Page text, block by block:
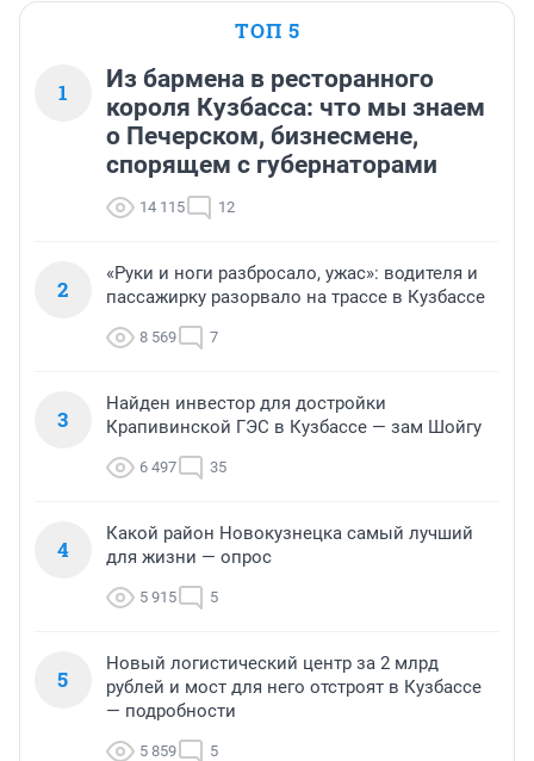
ТОП 5
1
Из бармена в ресторанного
короля Кузбасса: что мы знаем
о Печерском, бизнесмене,
спорящем с губернаторами
14 115 12
2
«Руки и ноги разбросало, ужас»: водителя и
пассажирку разорвало на трассе в Кузбассе
8 569 7
3
Найден инвестор для достройки
Крапивинской ГЭС в Кузбассе — зам Шойгу
6 497 35
4
Какой район Новокузнецка самый лучший
для жизни — опрос
5 915 5
5
Новый логистический центр за 2 млрд
рублей и мост для него отстроят в Кузбассе
— подробности
5 859 5